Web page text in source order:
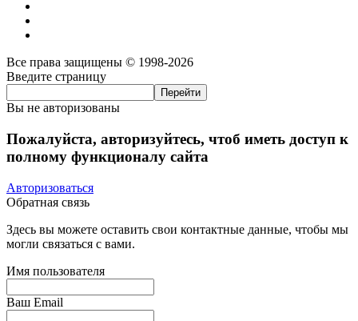
Все права защищены © 1998-2026
Введите страницу
Вы не авторизованы
Пожалуйста, авторизуйтесь, чтоб иметь доступ к
полному функционалу сайта
Авторизоваться
Обратная связь
Здесь вы можете оставить свои контактные данные, чтобы мы
могли связаться с вами.
Имя пользователя
Ваш Email